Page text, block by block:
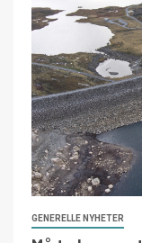
GENERELLE NYHETER